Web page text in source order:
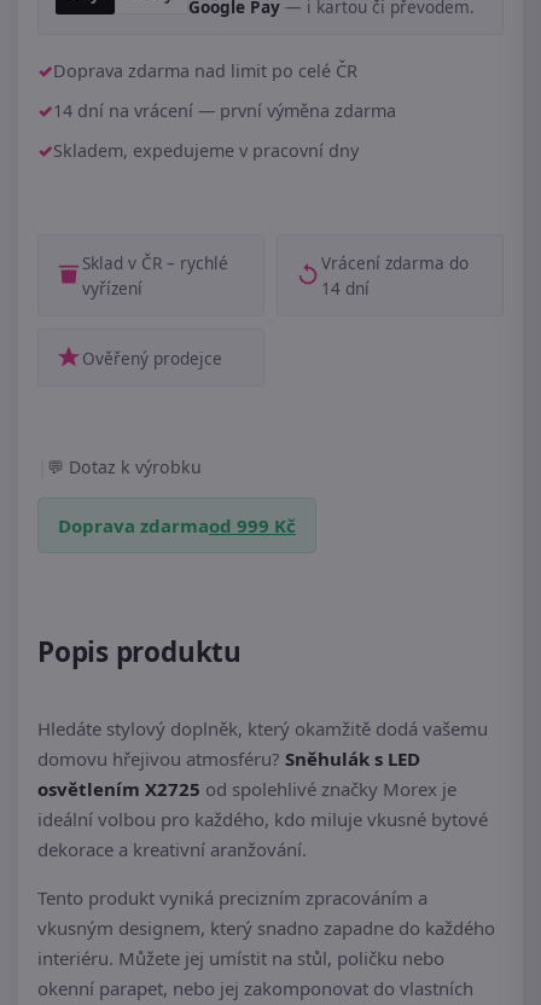
Google Pay — i kartou či převodem.
Doprava zdarma nad limit po celé ČR
14 dní na vrácení — první výměna zdarma
Skladem, expedujeme v pracovní dny
Sklad v ČR – rychlé
vyřízení
Vrácení zdarma do
14 dní
Ověřený prodejce
Dotaz k výrobku
Doprava zdarmaod 999 Kč
Popis produktu
Hledáte stylový doplněk, který okamžitě dodá vašemu
domovu hřejivou atmosféru? Sněhulák s LED
osvětlením X2725 od spolehlivé značky Morex je
ideální volbou pro každého, kdo miluje vkusné bytové
dekorace a kreativní aranžování.
Tento produkt vyniká precizním zpracováním a
vkusným designem, který snadno zapadne do každého
interiéru. Můžete jej umístit na stůl, poličku nebo
okenní parapet, nebo jej zakomponovat do vlastních